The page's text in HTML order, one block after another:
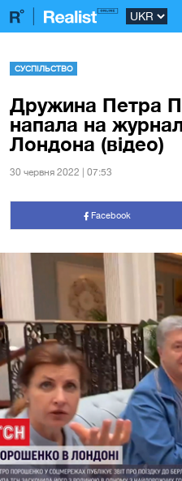
СУСПІЛЬСТВО
Дружина Петра
напала на
Лондона (відео)
30 червня 2022 | 07:53
Facebook